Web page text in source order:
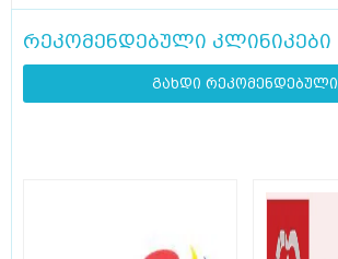
რეკომენდებული კლინიკები
გახდი რეკომენდებული